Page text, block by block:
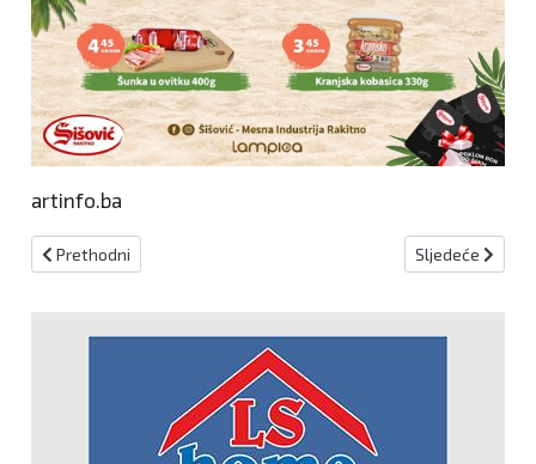
artinfo.ba
Prethodni članak: Vodič za prijavu podataka o umrlim osobama
Prethodni Sljedeći
Sljedeće